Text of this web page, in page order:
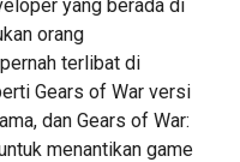
yang berada di
orang
terlibat di
Gears of War versi
dan Gears of War:
menantikan game